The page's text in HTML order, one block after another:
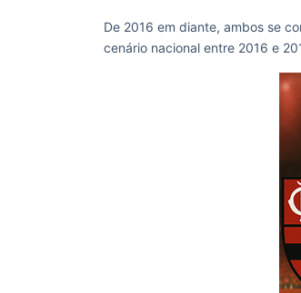
De 2016 em diante, ambos se
cenário nacional entre 2016 e